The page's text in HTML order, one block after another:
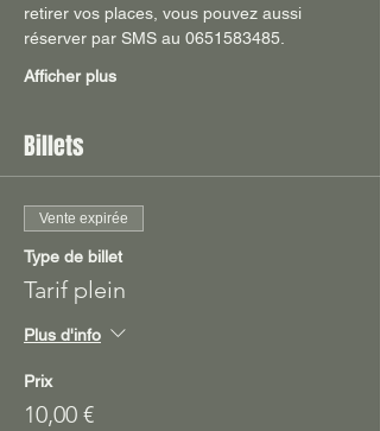
retirer vos places, vous pouvez aussi
réserver par SMS au 0651583485.
Afficher plus
Billets
Vente expirée
Type de billet
Tarif plein
Plus d'info
Prix
10,00 €